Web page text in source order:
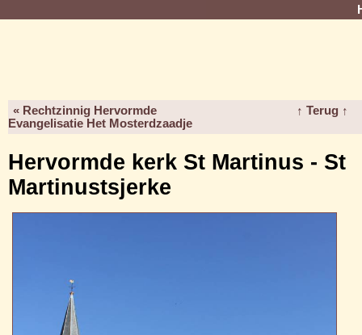
« Rechtzinnig Hervormde
Evangelisatie Het Mosterdzaadje
↑ Terug ↑
Hervormde kerk St Martinus - St
Martinustsjerke